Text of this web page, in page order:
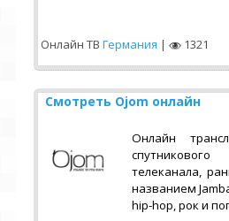
Онлайн ТВ Германия | 1321
Смотреть Ojom онлайн
Oнлайн
телеканала,
названием
hip-hop, рок и